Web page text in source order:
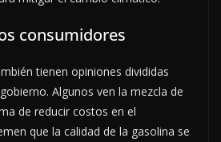
consumidores
tienen opiniones divididas
Algunos ven la mezcla de
de reducir costos en el
que la calidad de la gasolina se